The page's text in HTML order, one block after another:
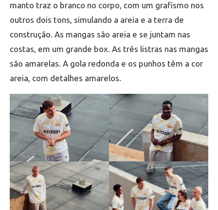
manto traz o branco no corpo, com um grafismo nos
outros dois tons, simulando a areia e a terra de
construção. As mangas são areia e se juntam nas
costas, em um grande box. As três listras nas mangas
são amarelas. A gola redonda e os punhos têm a cor
areia, com detalhes amarelos.